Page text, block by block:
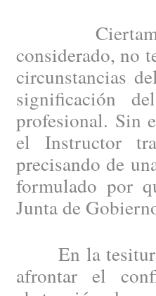
considerado, no
circunstancias
significación
profesional. Sin
el Instructor
precisando de
formulado por
Junta de
En la tesitura,
afrontar el